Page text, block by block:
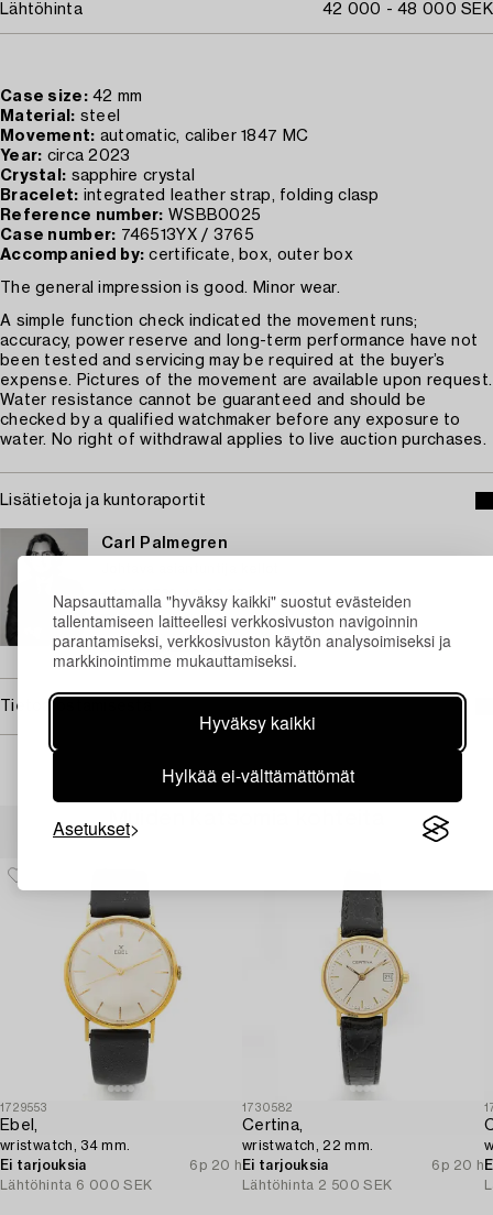
Napsauttamalla "hyväksy kaikki" suostut evästeiden
tallentamiseen laitteellesi verkkosivuston navigoinnin
parantamiseksi, verkkosivuston käytön analysoimiseksi ja
markkinointimme mukauttamiseksi.
Hyväksy kaikki
Hylkää ei-välttämättömät
Asetukset
Lähtöhinta 42 000 - 48 000 SEK
Case size:42 mm
Material: steel
Movement: automatic, caliber 1847 MC
Year: circa 2023
Crystal: sapphire crystal
Bracelet: integrated leather strap, folding clasp
Reference number: WSBB0025
Case number: 746513YX / 3765
Accompanied by: certificate, box, outer box
The general impression is good. Minor wear.
A simple function check indicated the movement runs;
accuracy, power reserve and long-term performance have not
been tested and servicing may be required at the buyer’s
expense. Pictures of the movement are available upon request.
Water resistance cannot be guaranteed and should be
checked by a qualified watchmaker before any exposure to
water. No right of withdrawal applies to live auction purchases.
Lisätietoja ja kuntoraportit
Carl Palmegren
+46 (0)739 40 08 23
Sähköposti
→ Kysyttyjä esineitä
Tietoa ostamisesta
Muiden katsomia kohteita
1729553
Ebel,
wristwatch, 34 mm.
Ei tarjouksia
6p 20 h
Lähtöhinta 6 000 SEK
1730582
Certina,
wristwatch, 22 mm.
Ei tarjouksia
6p 20 h
Lähtöhinta 2 500 SEK